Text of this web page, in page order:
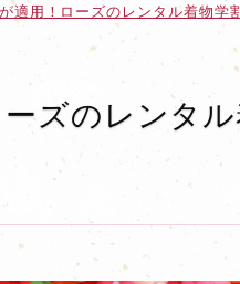
適用！ローズのレンタル着物学
ズのレンタ